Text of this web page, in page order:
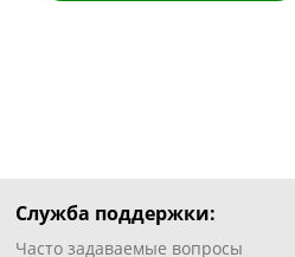
Служба поддержки:
Часто задаваемые вопросы